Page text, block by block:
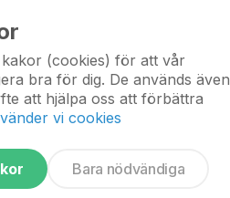
(cookies) för att vår
bra för dig. De används även
att hjälpa oss att förbättra
vi cookies
Bara nödvändiga